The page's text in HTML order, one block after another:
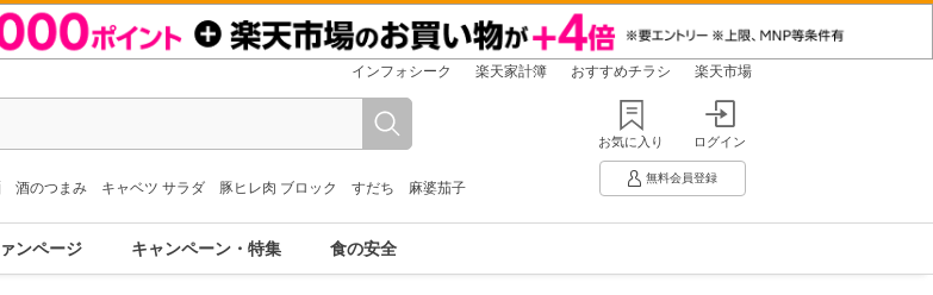
インフォシーク 楽天家計簿 おすすめチラシ 楽天市場
酒のつまみ キャベツ サラダ 豚ヒレ肉 ブロック すだち 麻婆茄子
お気に入り ログイン
無料会員登録
ンページ キャンペーン・特集 食の安全